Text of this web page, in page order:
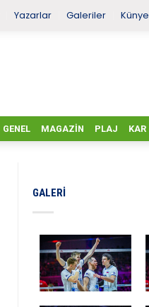
Yazarlar Galeriler Künye
GENEL MAGAZIN PLAJ KAR
GALERI